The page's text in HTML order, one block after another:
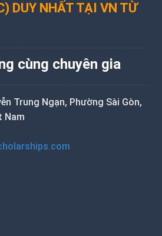
DUY NHẤT TẠI VN TỪ
cùng chuyên gia
Trung Ngạn, Phường Sài Gòn,
Nam